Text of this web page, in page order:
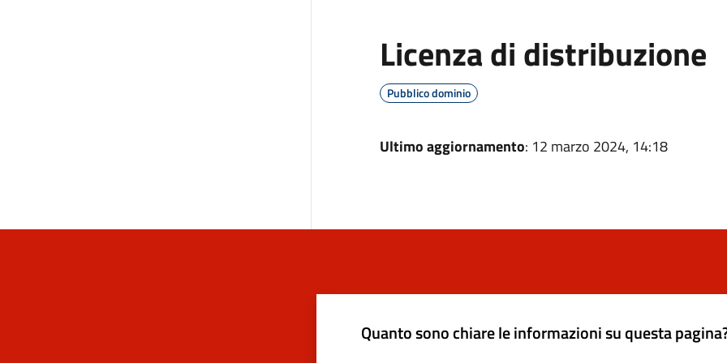
Licenza di distribuzione
Pubblico dominio
Ultimo aggiornamento: 12 marzo 2024, 14:18
Quanto sono chiare le informazioni su questa